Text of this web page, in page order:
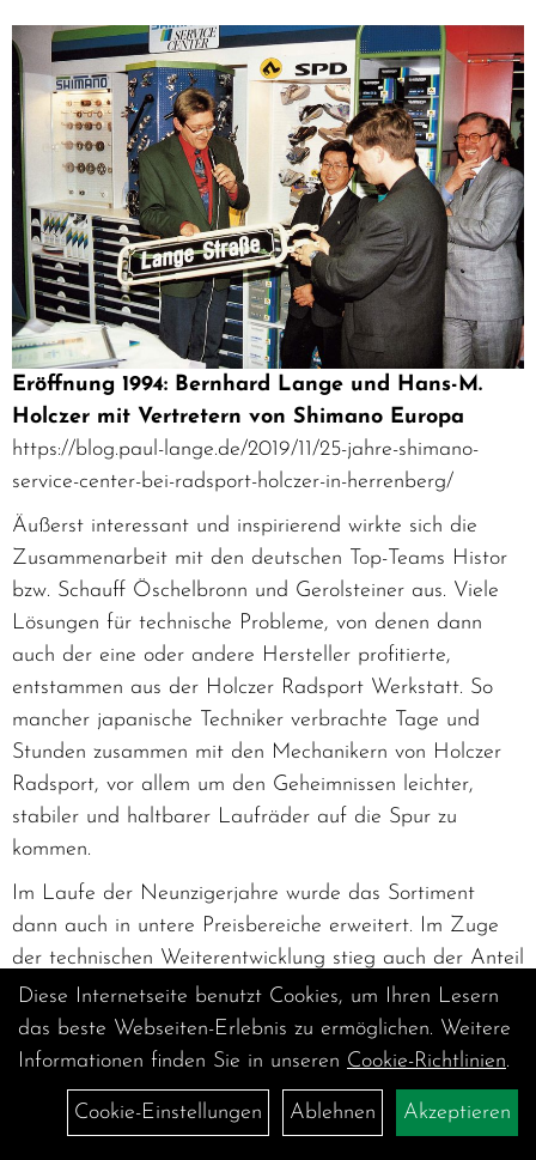
Eröffnung 1994: Bernhard Lange und Hans-M.
Holczer mit Vertretern von Shimano Europa
https://blog.paul-lange.de/2019/11/25-jahre-shimano-
service-center-bei-radsport-holczer-in-herrenberg/
Äußerst interessant und inspirierend wirkte sich die
Zusammenarbeit mit den deutschen Top-Teams Histor
bzw. Schauff Öschelbronn und Gerolsteiner aus. Viele
Lösungen für technische Probleme, von denen dann
auch der eine oder andere Hersteller profitierte,
entstammen aus der Holczer Radsport Werkstatt. So
mancher japanische Techniker verbrachte Tage und
Stunden zusammen mit den Mechanikern von Holczer
Radsport, vor allem um den Geheimnissen leichter,
stabiler und haltbarer Laufräder auf die Spur zu
kommen.
Im Laufe der Neunzigerjahre wurde das Sortiment
dann auch in untere Preisbereiche erweitert. Im Zuge
der technischen Weiterentwicklung stieg auch der Anteil
an hochwertigen Kompletträdern die vor allem aus dem
Hause Trek und später – durch den Wechsel des
Rahmen-Sponsors von Gerolsteiner – von Specialized
kamen.
In Begleitung und als technische Wiege des Team
Diese Internetseite benutzt Cookies, um Ihren Lesern
das beste Webseiten-Erlebnis zu ermöglichen. Weitere
Informationen finden Sie in unseren Cookie-Richtlinien.
Cookie-Einstellungen Ablehnen Akzeptieren